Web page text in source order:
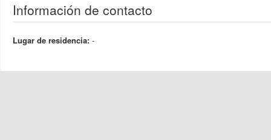
Información de contacto
Lugar de residencia: -